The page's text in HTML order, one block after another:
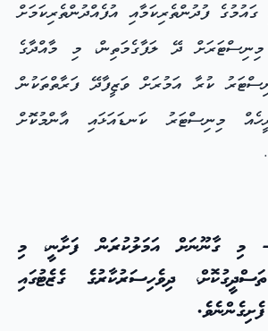
ފުދުންތެރިކަމާއި އުފެއްދުންތެރިކަމަށް
ދޭ ލަފާގެމަތިން، މި މާއްދާގެ
ކުރާ އަމުރަށް ވަޒީފާދޭ ފަރާތްތަކުން
މިނިސްޓަރު ކަނޑައަޅައި އާންމުކޮށް
ގާނޫނަށް އަމަލުކުރަން ފަށާނީ، މި
ދިވެހިސަރުކާރުގެ ގެޒެޓުގައި